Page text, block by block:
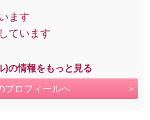
ます
ています
)の情報をもっと見る
プロフィールへ